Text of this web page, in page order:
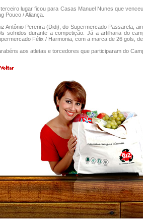
lugar ficou para Casas Manuel Nunes que
Pouco / Aliança.
Antônio Pererira (Didi), do Supermercado Passarela,
sofridos durante a competição. Já a artilharia do
Félix / Harmonia, com a marca de 26 gols,
aos atletas e torcedores que participaram do